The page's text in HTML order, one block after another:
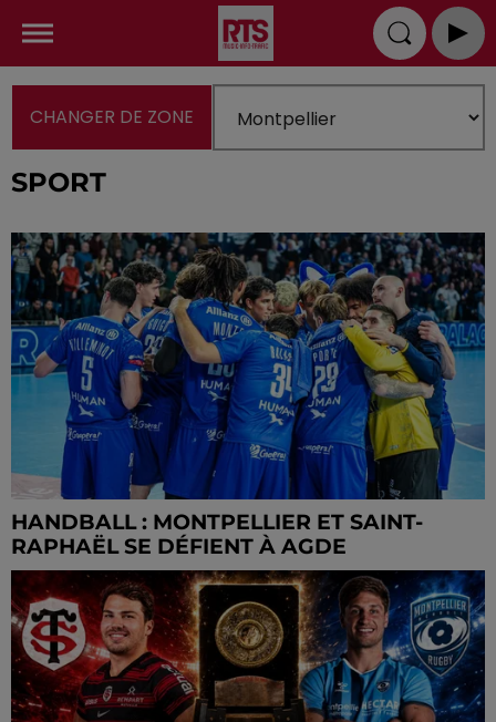
CHANGER DE ZONE
SPORT
HANDBALL : MONTPELLIER ET SAINT-
RAPHAËL SE DÉFIENT À AGDE